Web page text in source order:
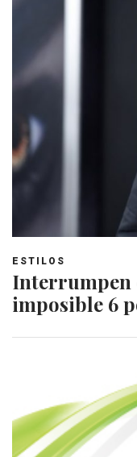
ESTILOS
Interrumpen
imposible 6